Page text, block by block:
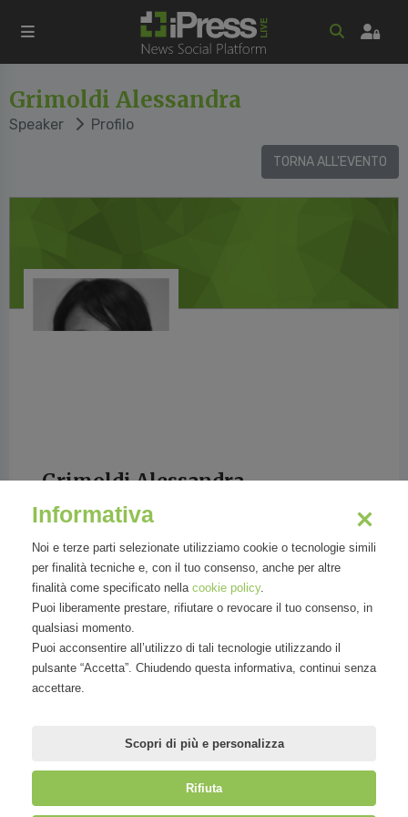
Grimoldi Alessandra
Speaker Profilo
TORNA ALL'EVENTO
Grimoldi Alessandra
Consumer Experience Digital Lead at Whirlpool
EMEA
My passion is new start up and creating new
positions from scratch, great passion for
eBusiness and digital marketing. Strategic
Informativa
Noi e terze parti selezionate utilizziamo cookie o tecnologie simili
per finalità tecniche e, con il tuo consenso, anche per altre
finalità come specificato nella cookie policy.
Puoi liberamente prestare, rifiutare o revocare il tuo consenso, in
qualsiasi momento.
Puoi acconsentire all’utilizzo di tali tecnologie utilizzando il
pulsante “Accetta”. Chiudendo questa informativa, continui senza
accettare.
Scopri di più e personalizza
Rifiuta